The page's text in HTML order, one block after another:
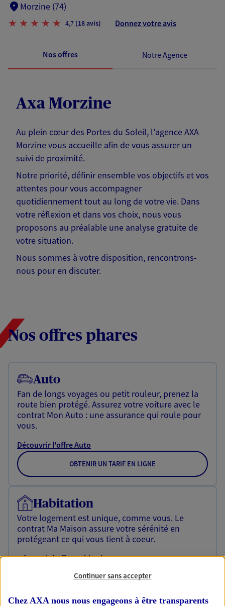
Morzine (74)
4,7 (18 avis) Donnez votre avis
Nos offres Notre Agence
Axa Morzine
Au plein cœur des Portes du Soleil, l'agence AXA
Morzine vous accueille afin de vous assurer un
suivi de proximité.
Notre priorité, définir ensemble vos objectifs et vos
attentes pour vous accompagner
quotidiennement tout au long de votre vie. Dans
votre réflexion et dans vos choix, nous vous
proposons au préalable une analyse gratuite de
votre situation.
Nous sommes à votre disposition, rencontrons-
nous pour en discuter.
Nos offres phares
Auto
Fan de longs voyages ou petit rouleur, prenez la
route bien protégé. Assurez votre voiture avec le
contrat Mon Auto : une assurance qui roule pour
vous.
Découvrir l'offre Auto
OBTENIR UN TARIF EN LIGNE
Habitation
Votre logement est unique, comme vous. Le
contrat Ma Maison assure votre sérénité en
protégeant ce qui vous tient à coeur.
Découvrir l'offre Habitation
OBTENIR UN TARIF EN LIGNE
Continuer sans accepter
Chez AXA nous nous engageons à être transparents